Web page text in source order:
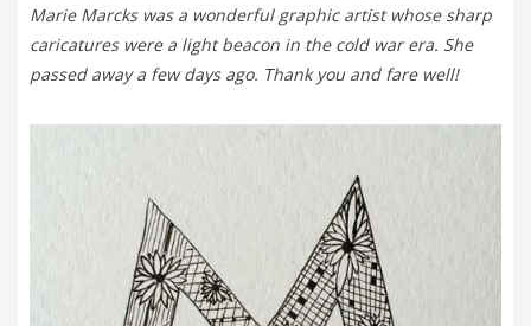
Marie Marcks was a wonderful graphic artist whose sharp
caricatures were a light beacon in the cold war era. She
passed away a few days ago. Thank you and fare well!